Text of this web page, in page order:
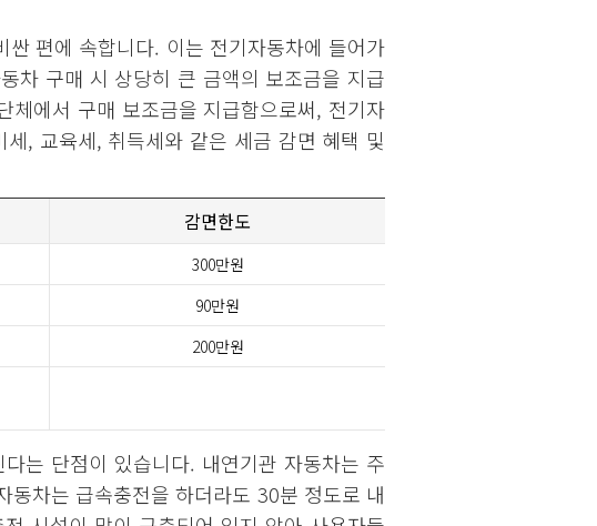
편에 속합니다. 이는 전기자동차에 들어가
차 구매 시 상당히 큰 금액의 보조금을 지급
체에서 구매 보조금을 지급함으로써, 전기자
, 교육세, 취득세와 같은 세금 감면 혜택 및
감면한도
300만원
90만원
200만원
는 단점이 있습니다. 내연기관 자동차는 주
차는 급속충전을 하더라도 30분 정도로 내